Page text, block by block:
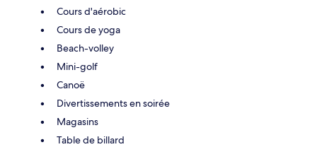
Cours d'aérobic
Cours de yoga
Beach-volley
Mini-golf
Canoë
Divertissements en soirée
Magasins
Table de billard